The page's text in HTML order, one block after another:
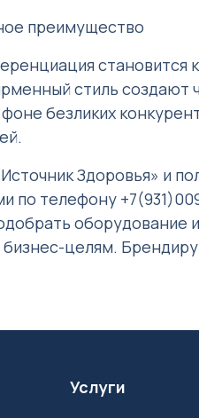
преимущество
становится
стиль создают
фоне безликих
Здоровья» и
по телефону
оборудование
целям.
Услуги